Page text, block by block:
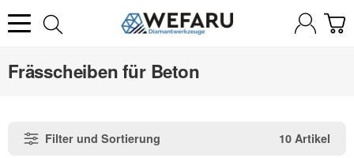
Frässcheiben für Beton
Filter und Sortierung 10 Artikel